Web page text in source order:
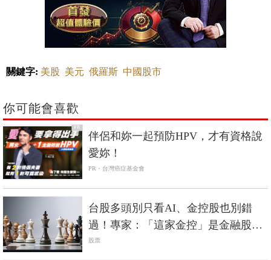
關鍵字: 美股 美元 俄羅斯 中國股市
你可能會喜歡
PR
伴侶和妳一起預防HPV，才有資格說
愛妳！
PR・台灣癌症基金會
台股多頭別只看AI、金控股也別錯
過！專家：「這家金控」是金融股風
向球
股票